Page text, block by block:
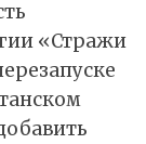
«Стражи